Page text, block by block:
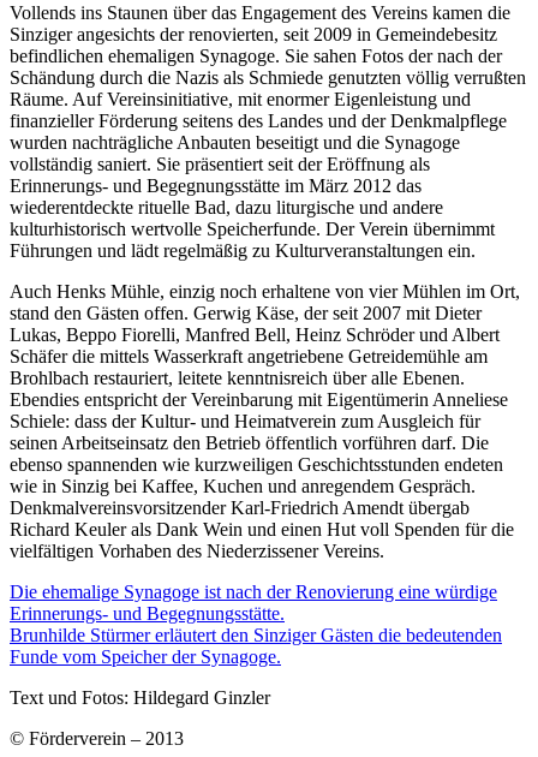
Vollends ins Staunen über das Engagement des Vereins kamen die
Sinziger angesichts der renovierten, seit 2009 in Gemeindebesitz
befindlichen ehemaligen Synagoge. Sie sahen Fotos der nach der
Schändung durch die Nazis als Schmiede genutzten völlig verrußten
Räume. Auf Vereinsinitiative, mit enormer Eigenleistung und
finanzieller Förderung seitens des Landes und der Denkmalpflege
wurden nachträgliche Anbauten beseitigt und die Synagoge
vollständig saniert. Sie präsentiert seit der Eröffnung als
Erinnerungs- und Begegnungsstätte im März 2012 das
wiederentdeckte rituelle Bad, dazu liturgische und andere
kulturhistorisch wertvolle Speicherfunde. Der Verein übernimmt
Führungen und lädt regelmäßig zu Kulturveranstaltungen ein.
Auch Henks Mühle, einzig noch erhaltene von vier Mühlen im Ort,
stand den Gästen offen. Gerwig Käse, der seit 2007 mit Dieter
Lukas, Beppo Fiorelli, Manfred Bell, Heinz Schröder und Albert
Schäfer die mittels Wasserkraft angetriebene Getreidemühle am
Brohlbach restauriert, leitete kenntnisreich über alle Ebenen.
Ebendies entspricht der Vereinbarung mit Eigentümerin Anneliese
Schiele: dass der Kultur- und Heimatverein zum Ausgleich für
seinen Arbeitseinsatz den Betrieb öffentlich vorführen darf. Die
ebenso spannenden wie kurzweiligen Geschichtsstunden endeten
wie in Sinzig bei Kaffee, Kuchen und anregendem Gespräch.
Denkmalvereinsvorsitzender Karl-Friedrich Amendt übergab
Richard Keuler als Dank Wein und einen Hut voll Spenden für die
vielfältigen Vorhaben des Niederzissener Vereins.
Die ehemalige Synagoge ist nach der Renovierung eine würdige
Erinnerungs- und Begegnungsstätte.
Brunhilde Stürmer erläutert den Sinziger Gästen die bedeutenden
Funde vom Speicher der Synagoge.
Text und Fotos: Hildegard Ginzler
© Förderverein – 2013